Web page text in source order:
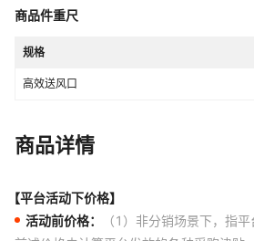
商品件重尺
规格
高效送风口
商品详情
【平台活动下价格】
活动前价格：
（1）非分销场景下，指